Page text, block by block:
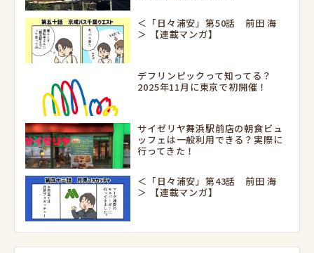
＜「日々浦安」第50話 前田 海
＞ 【連載マンガ】
デフリンピックって知ってる？
2025年11月に東京で初開催！
サイゼリヤ舞浜駅前店の朝食ビュ
ッフェは一般利用できる？実際に
行ってきた！
＜「日々浦安」第43話 前田 海
＞ 【連載マンガ】